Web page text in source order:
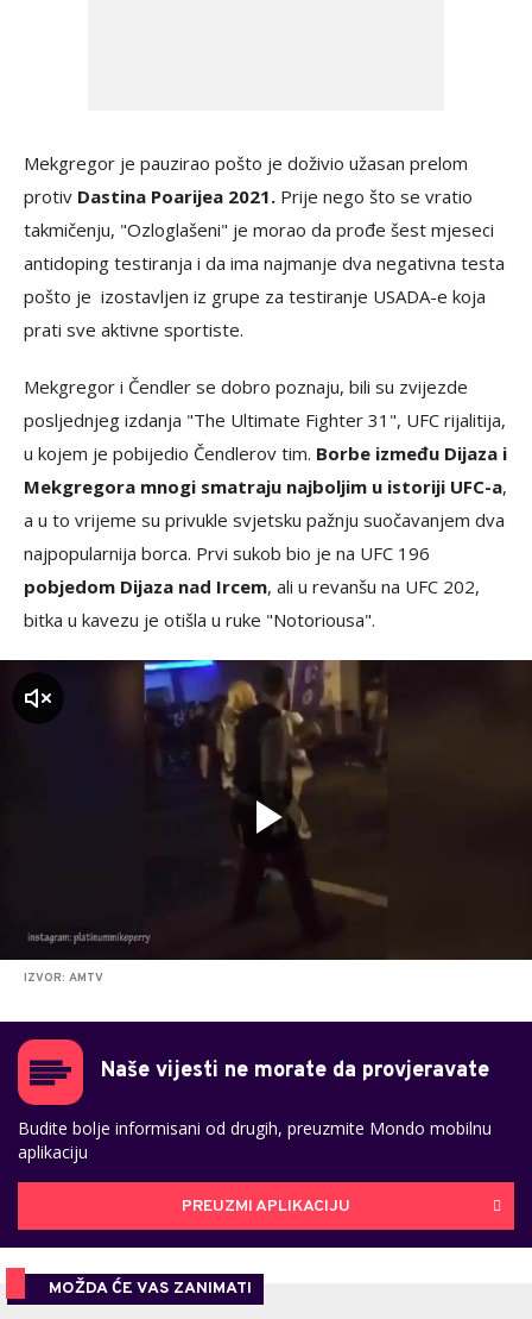
Mekgregor je pauzirao pošto je doživio užasan prelom
protiv Dastina Poarijea 2021. Prije nego što se vratio
takmičenju, "Ozloglašeni" je morao da prođe šest mjeseci
antidoping testiranja i da ima najmanje dva negativna testa
pošto je izostavljen iz grupe za testiranje USADA-e koja
prati sve aktivne sportiste.
Mekgregor i Čendler se dobro poznaju, bili su zvijezde
posljednjeg izdanja "The Ultimate Fighter 31", UFC rijalitija,
u kojem je pobijedio Čendlerov tim. Borbe između Dijaza i
Mekgregora mnogi smatraju najboljim u istoriji UFC-a,
a u to vrijeme su privukle svjetsku pažnju suočavanjem dva
najpopularnija borca. Prvi sukob bio je na UFC 196
pobjedom Dijaza nad Ircem, ali u revanšu na UFC 202,
bitka u kavezu je otišla u ruke "Notoriousa".
IZVOR: AMTV
Naše vijesti ne morate da provjeravate
Budite bolje informisani od drugih, preuzmite Mondo mobilnu
aplikaciju
PREUZMI APLIKACIJU
MOŽDA ĆE VAS ZANIMATI